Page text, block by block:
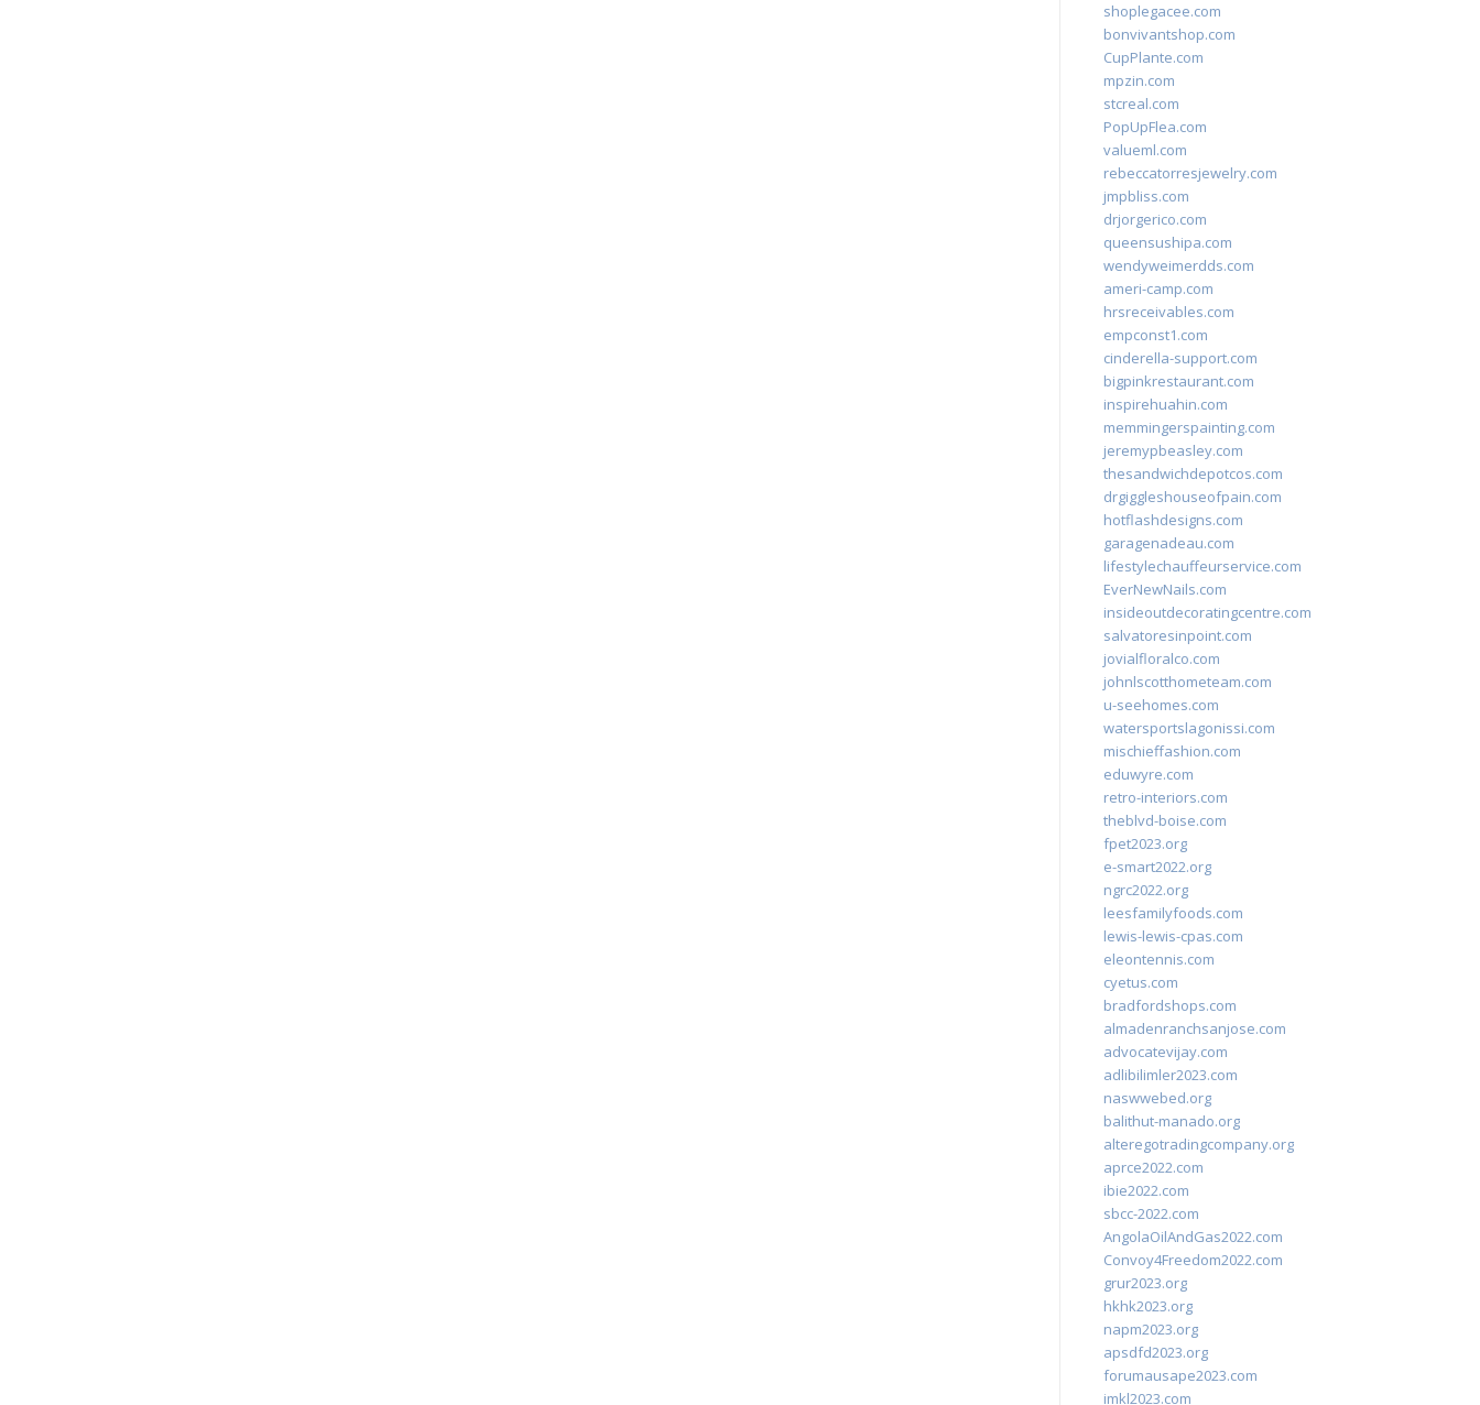
shoplegacee.com
bonvivantshop.com
CupPlante.com
mpzin.com
stcreal.com
PopUpFlea.com
valueml.com
rebeccatorresjewelry.com
jmpbliss.com
drjorgerico.com
queensushipa.com
wendyweimerdds.com
ameri-camp.com
hrsreceivables.com
empconst1.com
cinderella-support.com
bigpinkrestaurant.com
inspirehuahin.com
memmingerspainting.com
jeremypbeasley.com
thesandwichdepotcos.com
drgiggleshouseofpain.com
hotflashdesigns.com
garagenadeau.com
lifestylechauffeurservice.com
EverNewNails.com
insideoutdecoratingcentre.com
salvatoresinpoint.com
jovialfloralco.com
johnlscotthometeam.com
u-seehomes.com
watersportslagonissi.com
mischieffashion.com
eduwyre.com
retro-interiors.com
theblvd-boise.com
fpet2023.org
e-smart2022.org
ngrc2022.org
leesfamilyfoods.com
lewis-lewis-cpas.com
eleontennis.com
cyetus.com
bradfordshops.com
almadenranchsanjose.com
advocatevijay.com
adlibilimler2023.com
naswwebed.org
balithut-manado.org
alteregotradingcompany.org
aprce2022.com
ibie2022.com
sbcc-2022.com
AngolaOilAndGas2022.com
Convoy4Freedom2022.com
grur2023.org
hkhk2023.org
napm2023.org
apsdfd2023.org
forumausape2023.com
imkl2023.com